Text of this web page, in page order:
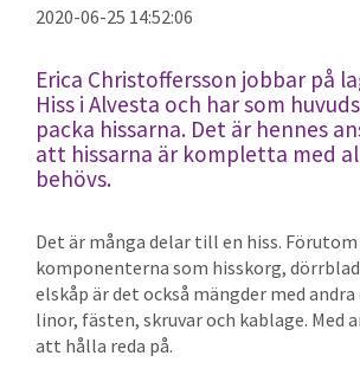
2020-06-25 14:52:06
Erica Christoffersson jobbar på
Hiss i Alvesta och har som
packa hissarna. Det är hennes
att hissarna är kompletta med
behövs.
Det är många delar till en hiss.
komponenterna som hisskorg,
elskåp är det också mängder med
linor, fästen, skruvar och kablage. Med
att hålla reda på.